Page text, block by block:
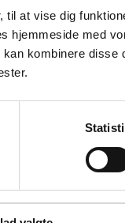
at vise dig
hjemmeside med
kombinere disse
12 fl. Monte del Fra,
Bianco, 2016. 375 ml.
Alc. 13.5%. Contains